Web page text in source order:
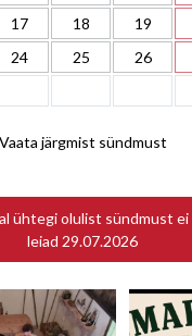
17 18 19
24 25 26
Vaata järgmist sündmust
ühtegi olulist sündmust ei
leiad 29.07.2026